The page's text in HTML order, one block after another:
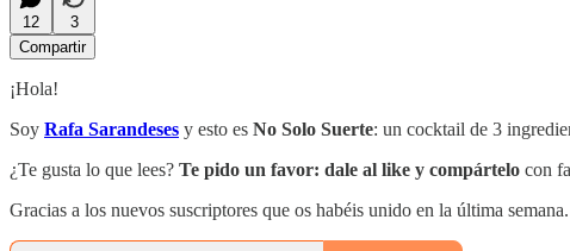
12
3
Compartir
¡Hola!
Soy Rafa Sarandeses y esto es No Solo Suerte: un cocktail de 3
¿Te gusta lo que lees? Te pido un favor: dale al like y compártelo con
Gracias a los nuevos suscriptores que os habéis unido en la última